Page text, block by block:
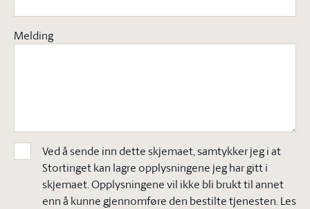
Melding
Ved å sende inn dette skjemaet, samtykker jeg i at
Stortinget kan lagre opplysningene jeg har gitt i
skjemaet. Opplysningene vil ikke bli brukt til annet
enn å kunne gjennomføre den bestilte tjenesten. Les